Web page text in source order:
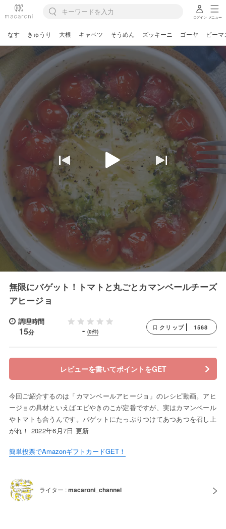
ログイン メニュー
なす きゅうり 大根 キャベツ そうめん ズッキーニ ゴーヤ ピーマ
無限にバゲット！トマトと丸ごとカマンベールチーズ
アヒージョ
調理時間
15分 - (0件)
クリップ 1568
レビューを書いてポイントをGET
今回ご紹介するのは「カマンベールアヒージョ」のレシピ動画。アヒ
ージョの具材といえばエビやきのこが定番ですが、実はカマンベール
やトマトも合うんです。バゲットにたっぷりつけてあつあつを召し上
がれ！ 2022年6月7日 更新
簡単投票でAmazonギフトカードGET！
ライター :macaroni_channel